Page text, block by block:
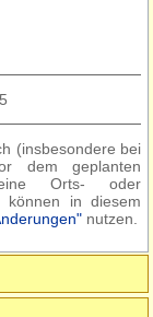
(insbesondere bei
dem geplanten
Orts- oder
können in diesem
nutzen.